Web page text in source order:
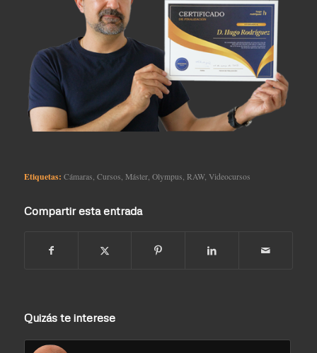
Etiquetas: Cámaras, Cursos, Máster, Olympus, RAW, Videocursos
Compartir esta entrada
Quizás te interese